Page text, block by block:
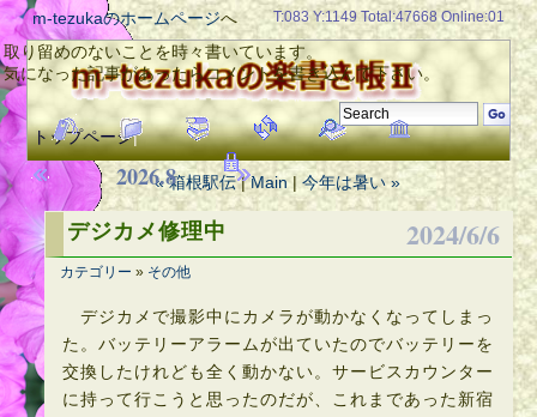
トップページ|
« 箱根駅伝|Main| 今年は暑い »
デジカメ修理中 2024/6/6
カテゴリー » その他
デジカメで撮影中にカメラが動かなくなってしまっ
た。バッテリーアラームが出ていたのでバッテリーを
交換したけれども全く動かない。サービスカウンター
に持って行こうと思ったのだが、これまであった新宿
2026.8
T:083 Y:1149 Total:47668 Online:01
取り留めのないことを時々書いています。
気になった記事があったらコメントを書き込んで下さい。
m-tezukaのホームページへ